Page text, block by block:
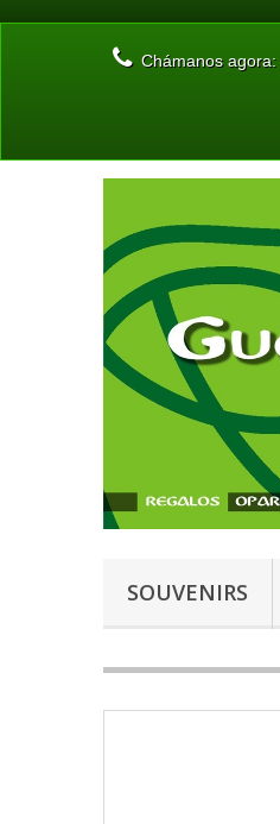
Chámanos agora:
SOUVENIRS